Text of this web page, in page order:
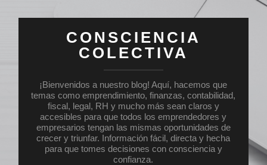
CONSCIENCIA
COLECTIVA
¡Bienvenidos a nuestro blog! Aquí, hacemos que
temas como emprendimiento, finanzas, contabilidad,
fiscal, legal, RH y mucho más sean claros y
accesibles para que todos los emprendedores y
empresarios tengan las mismas oportunidades de
crecer y triunfar. Información fácil, directa y hecha
para que tomes decisiones con consciencia y
confianza.